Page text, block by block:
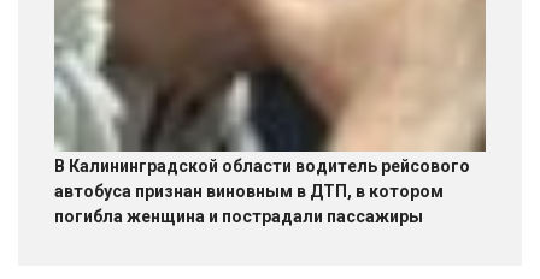
В Калининградской области водитель рейсового
автобуса признан виновным в ДТП, в котором
погибла женщина и пострадали пассажиры